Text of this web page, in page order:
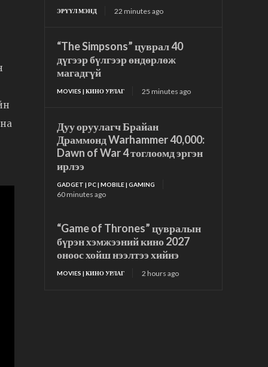
ЭРҮҮЛ МЭНД 22 minutes ago
“The Simpsons” цуврал 40
дүгээр бүлгээр өндөрлөж
магадгүй
MOVIES | КИНО УРЛАГ 25 minutes ago
Дуу оруулагч Брайан
Драммонд Warhammer 40,000:
Dawn of War 4 тоглоомд эргэн
ирлээ
GADGET | PC | MOBILE | GAMING
60 minutes ago
“Game of Thrones” цувралын
бүрэн хэмжээний кино 2027
оноос хойш нээлтээ хийнэ
MOVIES | КИНО УРЛАГ 2 hours ago